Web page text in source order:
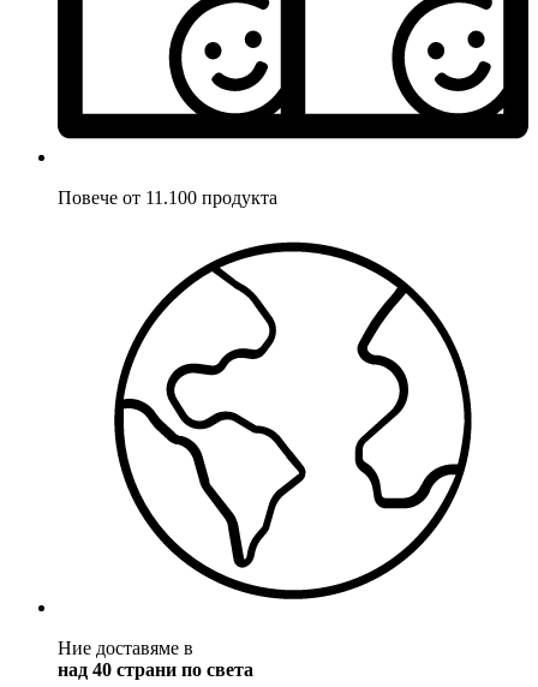
Повече от 11.100 продукта
Ние доставяме в
над 40 страни по света